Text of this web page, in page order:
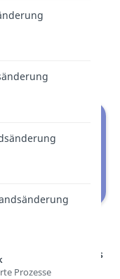
einen
Kompression
Hier ein Video aus
Bereich
Prozesse